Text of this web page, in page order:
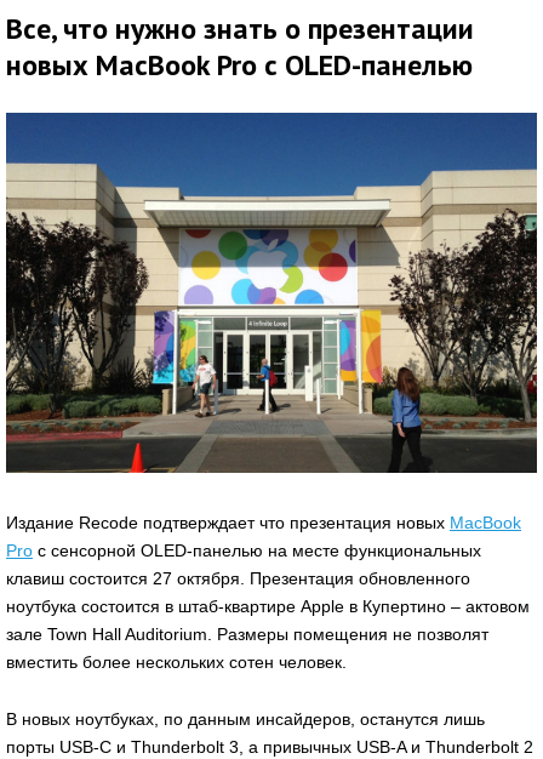
Все, что нужно знать о презентации
новых MacBook Pro с OLED-панелью
Издание Recode подтверждает что презентация новых MacBook
Pro с сенсорной OLED-панелью на месте функциональных
клавиш состоится 27 октября. Презентация обновленного
ноутбука состоится в штаб-квартире Apple в Купертино – актовом
зале Town Hall Auditorium. Размеры помещения не позволят
вместить более нескольких сотен человек.
В новых ноутбуках, по данным инсайдеров, останутся лишь
порты USB-C и Thunderbolt 3, а привычных USB-A и Thunderbolt 2